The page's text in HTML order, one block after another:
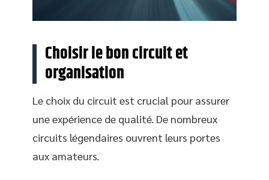
Choisir le bon circuit et
organisation
Le choix du circuit est crucial pour assurer
une expérience de qualité. De nombreux
circuits légendaires ouvrent leurs portes
aux amateurs.